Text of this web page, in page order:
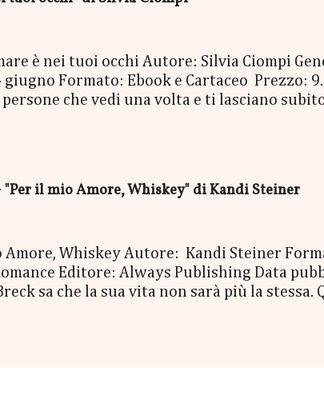
è nei tuoi occhi Autore: Silvia Ciompi
Formato: Ebook e Cartaceo Prezzo:
persone che vedi una volta e ti lasciano
dell'universo, è entrato nella vita di
così vero, così pieno di risate, di baci e
"Per il mio Amore, Whiskey" di Kandi Steiner
Whiskey Autore: Kandi Steiner
Editore: Always Publishing Data
sa che la sua vita non sarà più la
sempre più inarrestabile. Ma cosa fare